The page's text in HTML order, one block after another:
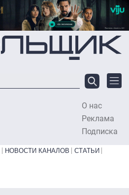
О нас
Реклама
Подписка
НОВОСТИ КАНАЛОВ
СТАТЬИ